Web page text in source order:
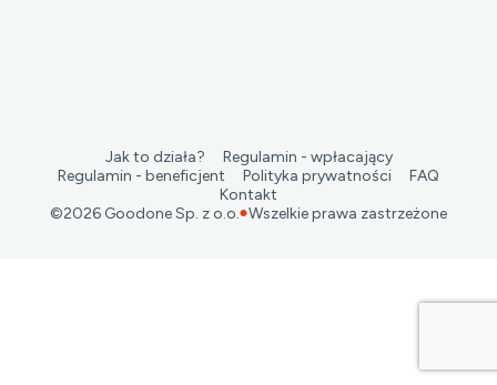
Jak to działa?
Regulamin - wpłacający
Regulamin - beneficjent
Polityka prywatności
FAQ
Kontakt
©2026 Goodone Sp. z o.o. Wszelkie prawa zastrzeżone